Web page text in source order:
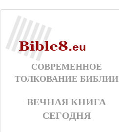
СОВРЕМЕННОЕ
ТОЛКОВАНИЕ БИБЛИИ
ВЕЧНАЯ КНИГА
СЕГОДНЯ